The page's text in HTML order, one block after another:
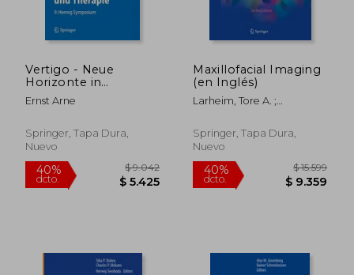
dcto. dcto.
Vertigo - Neue
Horizonte in
Diagnostik Und
Therapie: 9. Hennig
Ernst Arne
Springer, Tapa Dura,
Nuevo
Maxillofacial Imaging
(en Inglés)
Larheim, Tore A. ;
Springer, Tapa Dura,
Nuevo